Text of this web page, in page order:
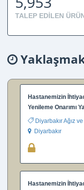
TALEP EDILEN
Hastanemizin
Yenileme Onarımı
Diyarbakır Ağız
Diyarbakır
Hastanemizin